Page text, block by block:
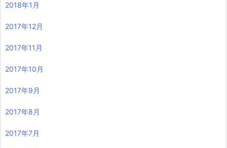
2018年1月
2017年12月
2017年11月
2017年10月
2017年9月
2017年8月
2017年7月